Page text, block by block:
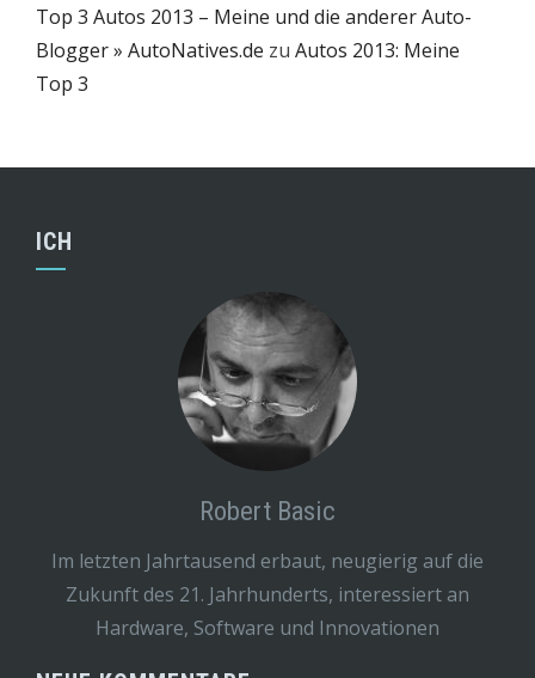
Top 3 Autos 2013 – Meine und die anderer Auto-
Blogger » AutoNatives.de zu Autos 2013: Meine
Top 3
ICH
Robert Basic
Im letzten Jahrtausend erbaut, neugierig auf die
Zukunft des 21. Jahrhunderts, interessiert an
Hardware, Software und Innovationen